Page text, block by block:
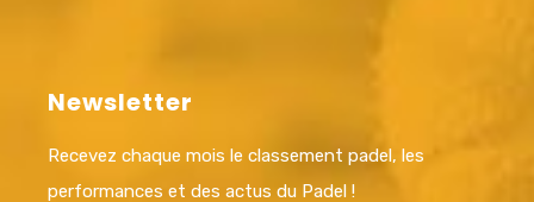
Newsletter
Recevez chaque mois le classement padel, les
performances et des actus du Padel !